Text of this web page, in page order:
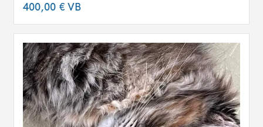
400,00 €VB